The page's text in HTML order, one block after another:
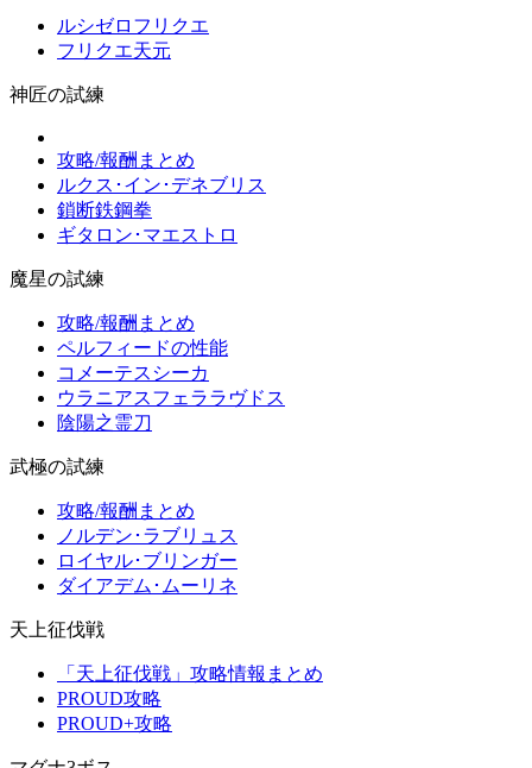
ルシゼロフリクエ
フリクエ天元
神匠の試練
攻略/報酬まとめ
ルクス･イン･デネブリス
鎖断鉄鋼拳
ギタロン･マエストロ
魔星の試練
攻略/報酬まとめ
ペルフィードの性能
コメーテスシーカ
ウラニアスフェララヴドス
陰陽之霊刀
武極の試練
攻略/報酬まとめ
ノルデン･ラブリュス
ロイヤル･ブリンガー
ダイアデム･ムーリネ
天上征伐戦
「天上征伐戦」攻略情報まとめ
PROUD攻略
PROUD+攻略